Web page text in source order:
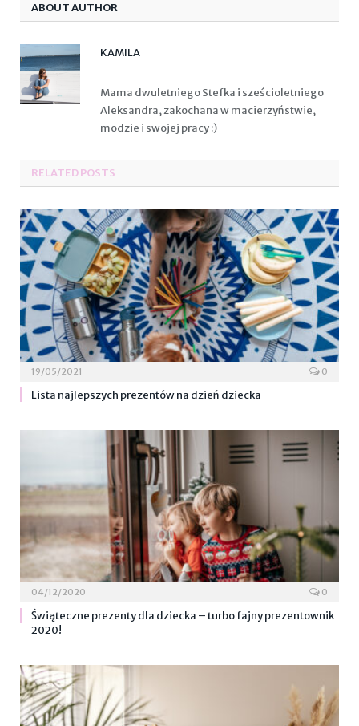
ABOUT AUTHOR
KAMILA
Mama dwuletniego Stefka i sześcioletniego
Aleksandra, zakochana w macierzyństwie,
modzie i swojej pracy :)
RELATED POSTS
19/05/2021 0
Lista najlepszych prezentów na dzień dziecka
04/12/2020 0
Świąteczne prezenty dla dziecka – turbo fajny prezentownik
2020!